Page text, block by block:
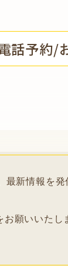
話予約/
最新情報を発
願いいたし